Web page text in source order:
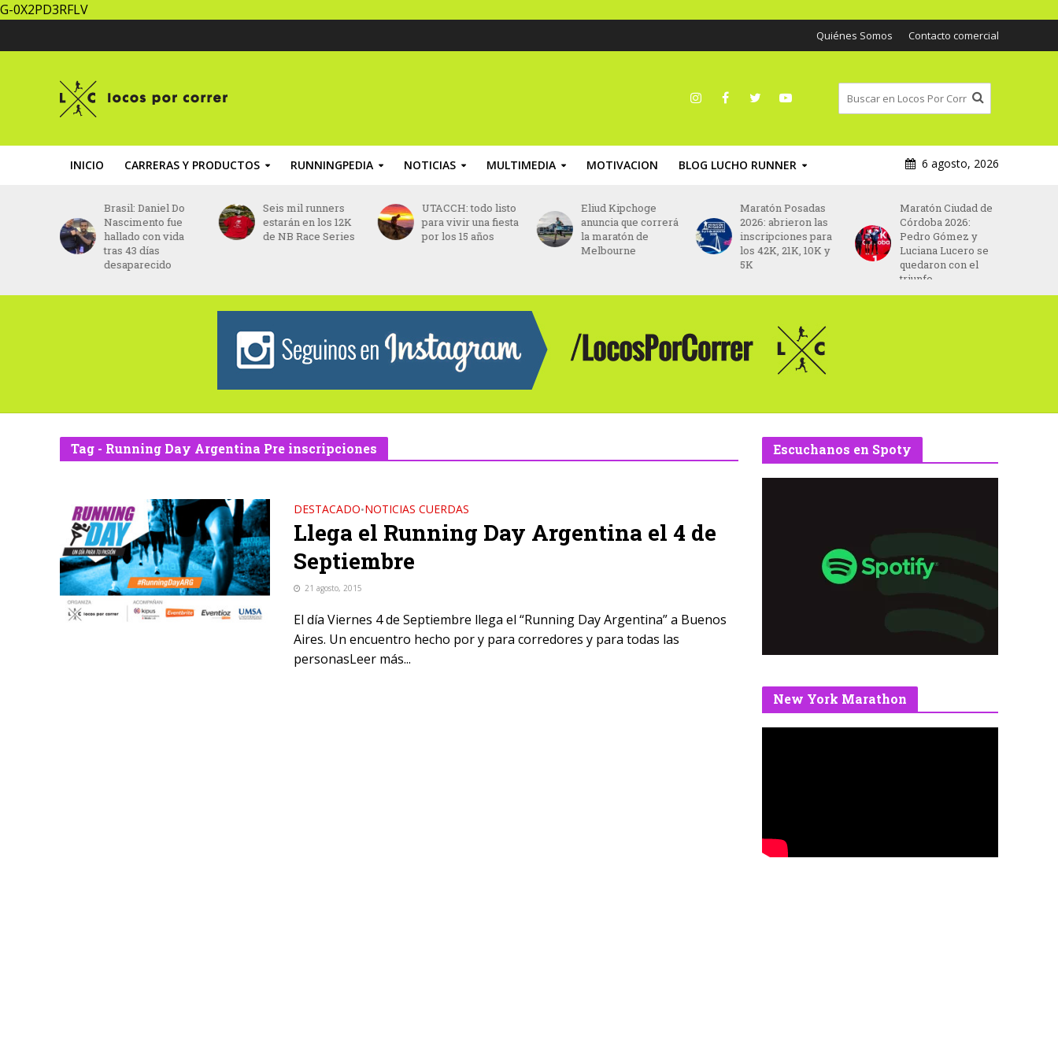
G-0X2PD3RFLV
Quiénes Somos Contacto comercial
INICIO CARRERAS Y PRODUCTOS RUNNINGPEDIA NOTICIAS MULTIMEDIA MOTIVACION BLOG LUCHO RUNNER 6 agosto, 2026
con vida
Seis mil runners
estarán en los 12K
de NB Race Series
UTACCH: todo listo
para vivir una fiesta
por los 15 años
Eliud Kipchoge
anuncia que correrá
la maratón de
Maratón Posadas
2026: abrieron las
inscripciones para
los 42K, 21K, 10K y
Maratón Ciudad de
Córdoba 2026:
Pedro Gómez y
Luciana Lucero se
Maratón Valencia
2026: Yomif
Kejelcha y Fotyen
Tesfay lideran una
élite que busca el
Tag - Running Day Argentina Pre inscripciones
DESTACADO•NOTICIAS CUERDAS
Llega el Running Day Argentina el 4 de
Septiembre
21 agosto, 2015
El día Viernes 4 de Septiembre llega el “Running Day Argentina” a Buenos
Aires. Un encuentro hecho por y para corredores y para todas las
personasLeer más...
Escuchanos en Spoty
New York Marathon